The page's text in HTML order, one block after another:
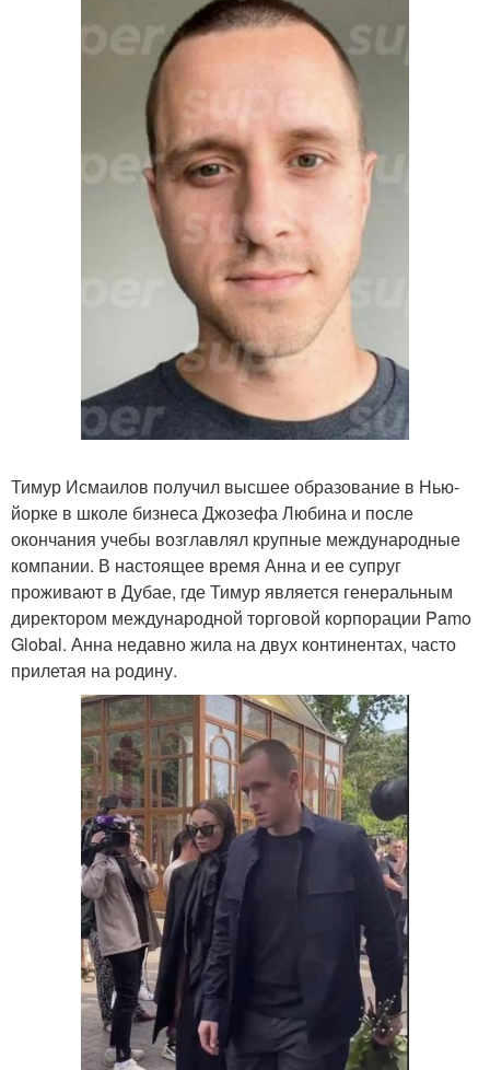
Тимур Исмаилов получил высшее образование в Нью-
йорке в школе бизнеса Джозефа Любина и после
окончания учебы возглавлял крупные международные
компании. В настоящее время Анна и ее супруг
проживают в Дубае, где Тимур является генеральным
директором международной торговой корпорации Pamo
Global. Анна недавно жила на двух континентах, часто
прилетая на родину.